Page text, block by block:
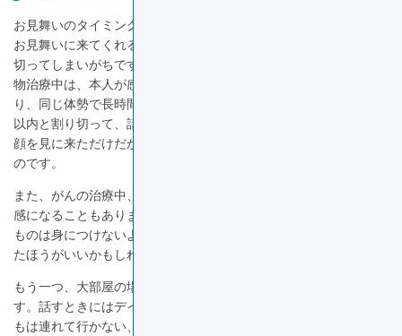
お見舞いのタイミングと同様に、面会時間にも配慮が必要です。
お見舞いに来てくれることは嬉しくて、患者さんもついつい張り
切ってしまいがちです。でも、がんの手術後や抗がん剤による薬
物治療中は、本人が感じている以上に体力が落ちていることがあ
り、同じ体勢で長時間話していると疲れてしまいます。原則30分
以内と割り切って、話を切り上げることも大切です。「ちょっと
顔を見に来ただけだから！」と、10～15分程度でもありがたいも
のです。
また、がんの治療中、特に抗がん剤による薬物治療中は匂いに敏
感になることもあります。香水やヘアスプレーなど匂いがきつい
ものは身につけないようにしましょう。華美な化粧や服装も控え
たほうがいいかもしれません。
もう一つ、大部屋の場合は、同室の患者さんへの配慮も大切で
す。話すときにはデイルームや食堂などに移動する、小さい子ど
もは連れて行かない、婦人科病棟であれば旦那さんであっても男